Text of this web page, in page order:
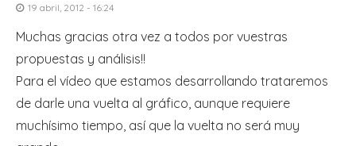
19 abril, 2012 - 16:24
Muchas gracias otra vez a todos por vuestras
propuestas y análisis!!
Para el vídeo que estamos desarrollando trataremos
de darle una vuelta al gráfico, aunque requiere
muchísimo tiempo, así que la vuelta no será muy